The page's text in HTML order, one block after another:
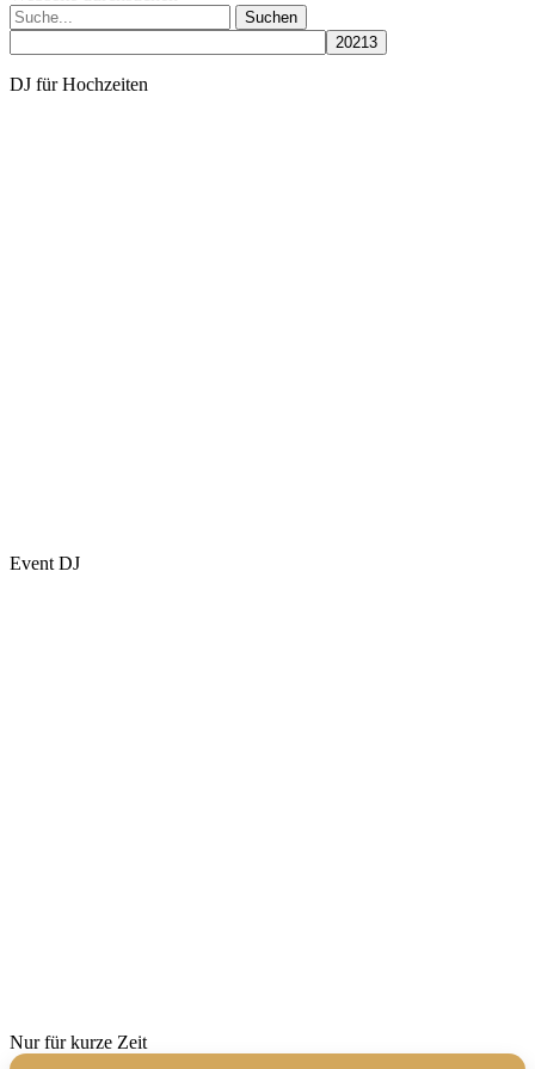
Suchen
nach:
DJ für Hochzeiten
Event DJ
Nur für kurze Zeit